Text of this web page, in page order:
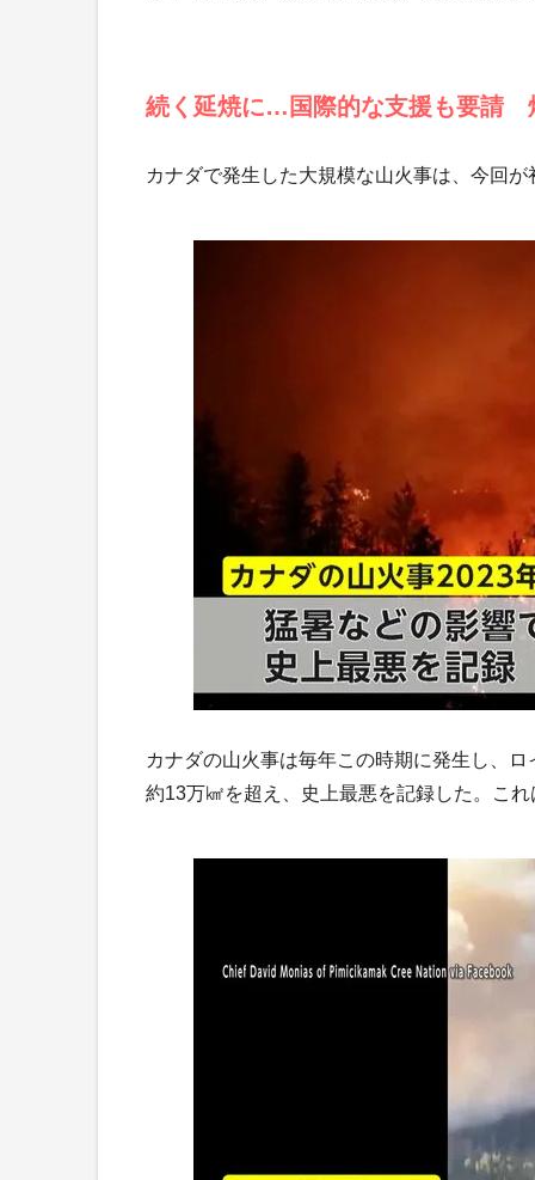
続く延焼に…国際的な支援も要請
カナダで発生した大規模な山火事は、今回
カナダの山火事は毎年この時期に発生し、
約13万㎢を超え、史上最悪を記録した。こ